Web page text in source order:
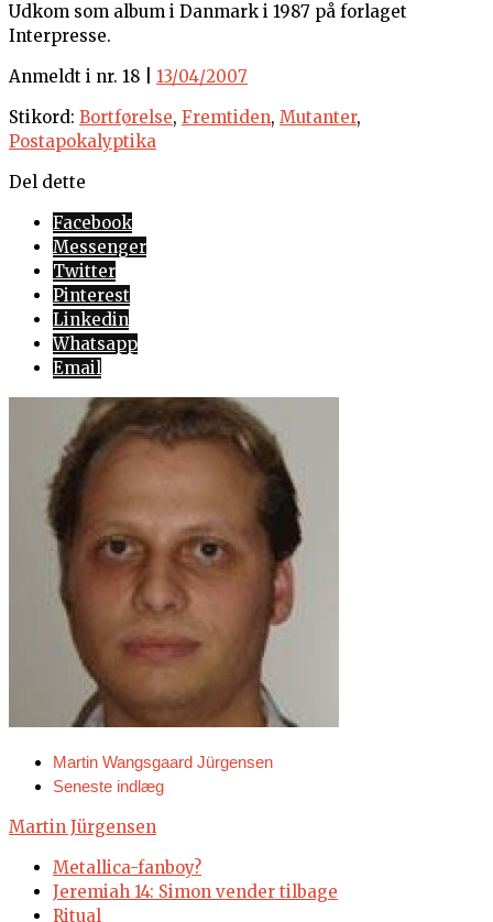
Udkom som album i Danmark i 1987 på forlaget
Interpresse.
Anmeldt i nr. 18 | 13/04/2007
Stikord: Bortførelse, Fremtiden, Mutanter,
Postapokalyptika
Del dette
Facebook
Messenger
Twitter
Pinterest
Linkedin
Whatsapp
Email
Martin Wangsgaard Jürgensen
Seneste indlæg
Martin Jürgensen
Metallica-fanboy?
Jeremiah 14: Simon vender tilbage
Ritual